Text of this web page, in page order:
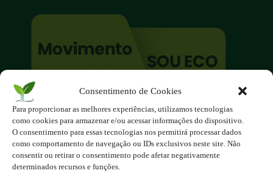
Consentimento de Cookies
Para proporcionar as melhores experiências, utilizamos tecnologias
como cookies para armazenar e/ou acessar informações do dispositivo.
O consentimento para essas tecnologias nos permitirá processar dados
como comportamento de navegação ou IDs exclusivos neste site. Não
consentir ou retirar o consentimento pode afetar negativamente
determinados recursos e funções.
O site é um movimento ambientalista!
Participe você também!
Podemos fazer muito
se nos unirmos!
Inscreva-se na Newsletter